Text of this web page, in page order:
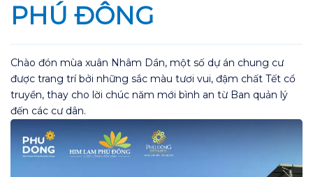
PHÚ ĐÔNG
Chào đón mùa xuân Nhâm Dần, một số dự án chung cư
được trang trí bởi những sắc màu tươi vui, đậm chất Tết cổ
truyền, thay cho lời chúc năm mới bình an từ Ban quản lý
đến các cư dân.